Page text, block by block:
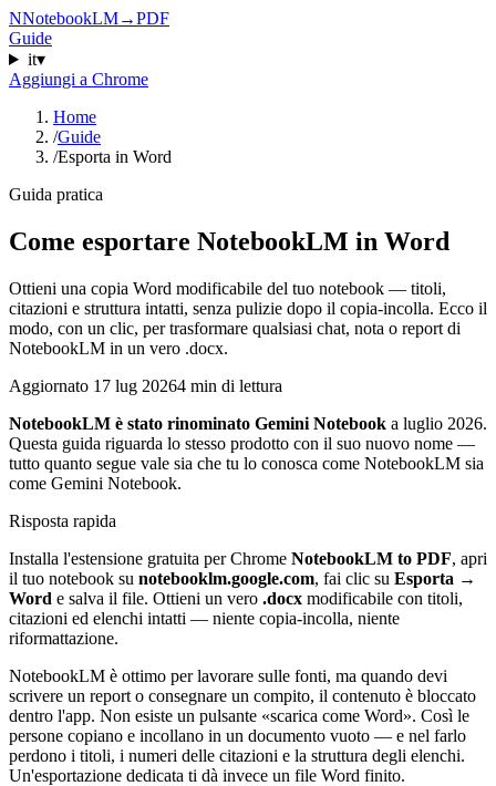
NNotebookLM→PDF
Guide
it▾
Aggiungi a Chrome
Home
/Guide
/Esporta in Word
Guida pratica
Come esportare NotebookLM in Word
Ottieni una copia Word modificabile del tuo notebook — titoli,
citazioni e struttura intatti, senza pulizie dopo il copia-incolla. Ecco il
modo, con un clic, per trasformare qualsiasi chat, nota o report di
NotebookLM in un vero .docx.
Aggiornato 17 lug 20264 min di lettura
NotebookLM è stato rinominato Gemini Notebook a luglio 2026.
Questa guida riguarda lo stesso prodotto con il suo nuovo nome —
tutto quanto segue vale sia che tu lo conosca come NotebookLM sia
come Gemini Notebook.
Risposta rapida
Installa l'estensione gratuita per Chrome NotebookLM to PDF, apri
il tuo notebook su notebooklm.google.com, fai clic su Esporta →
Word e salva il file. Ottieni un vero .docx modificabile con titoli,
citazioni ed elenchi intatti — niente copia-incolla, niente
riformattazione.
NotebookLM è ottimo per lavorare sulle fonti, ma quando devi
scrivere un report o consegnare un compito, il contenuto è bloccato
dentro l'app. Non esiste un pulsante «scarica come Word». Così le
persone copiano e incollano in un documento vuoto — e nel farlo
perdono i titoli, i numeri delle citazioni e la struttura degli elenchi.
Un'esportazione dedicata ti dà invece un file Word finito.